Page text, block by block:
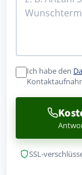
Ich habe den
SSL-